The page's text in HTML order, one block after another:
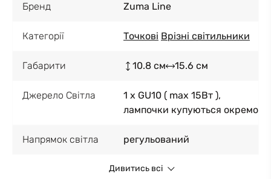
Бренд Zuma Line
Категорії Точкові Врізні світильники
Габарити 10.8 см 15.6 см
Джерело Світла
1 x GU10 ( max 15Вт ),
лампочки купуються окремо
Напрямок світла регульований
Дивитись всі